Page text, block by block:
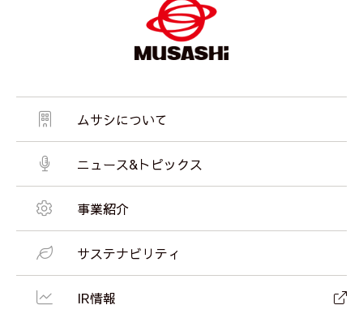
ムサシについて
ニュース&トピックス
事業紹介
サステナビリティ
IR情報